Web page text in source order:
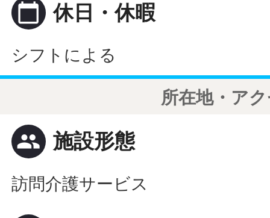
calendar_today 休日・休暇
シフトによる
所在地・ア
people 施設形態
訪問介護サービス